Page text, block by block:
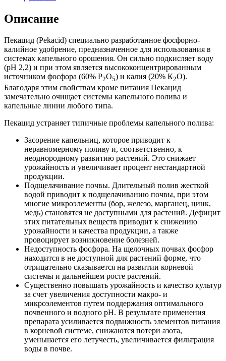
Описание
Пекацид (Pekacid) специально разработанное фосфорно-
калийное удобрение, предназначенное для использования в
системах капельного орошения. Он сильно подкисляет воду
(рН 2,2) и при этом является высококонцентрированным
источником фосфора (60% Р2О5) и калия (20% К2О).
Благодаря этим свойствам кроме питания Пекацид
замечательно очищает системы капельного полива и
капельные линии любого типа.
Пекацид устраняет типичные проблемы капельного полива:
Засорение капельниц, которое приводит к
неравномерному поливу и, соответственно, к
неоднородному развитию растений. Это снижает
урожайность и увеличивает процент нестандартной
продукции.
Подщелачивание почвы. Длительный полив жесткой
водой приводит к подщелачиванию почвы, при этом
многие микроэлементы (бор, железо, марганец, цинк,
медь) становятся не доступными для растений. Дефицит
этих питательных веществ приводит к снижению
урожайности и качества продукции, а также
провоцирует возникновение болезней.
Недоступность фосфора. На щелочных почвах фосфор
находится в не доступной для растений форме, что
отрицательно сказывается на развитии корневой
системы и дальнейшем росте растений.
Существенно повышать урожайность и качество культур
за счет увеличения доступности макро- и
микроэлементов путем поддержания оптимального
почвенного и водного рН. В результате применения
препарата усиливается подвижность элементов питания
в корневой системе, снижаются потери азота,
уменьшается его летучесть, увеличивается фильтрация
воды в почве.